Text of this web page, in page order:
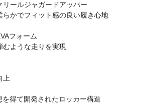
ールジャガードアッパー
らかでフィット感の良い履き心地
フォーム
ような走りを実現
上
得て開発されたロッカー構造